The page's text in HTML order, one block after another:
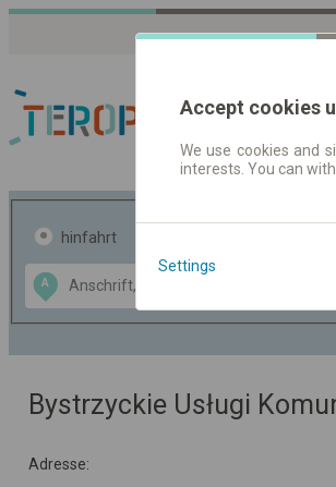
hinfahrt
A
Data CC-BY-SA
OpenStreetMap
GeoLite data by
Bystrzyckie Usługi
Adresse:
Accept cookies
We use cookies and
interests. You can
Settings